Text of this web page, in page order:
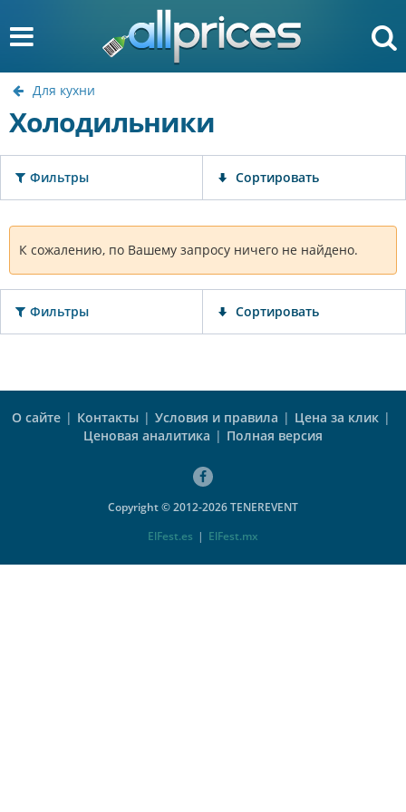
Для кухни
Холодильники
Фильтры Сортировать
К сожалению, по Вашему запросу ничего не найдено.
Фильтры Сортировать
О сайте | Контакты | Условия и правила | Цена за клик |
Ценовая аналитика | Полная версия
Copyright © 2012-2026 TENEREVENT
ElFest.es | ElFest.mx